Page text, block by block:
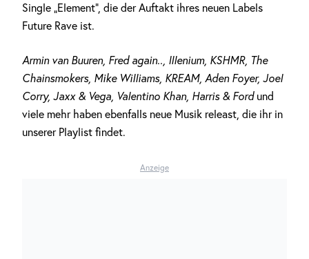
Single „Element“, die der Auftakt ihres neuen Labels
Future Rave ist.
Armin van Buuren, Fred again.., Illenium, KSHMR, The
Chainsmokers, Mike Williams, KREAM, Aden Foyer, Joel
Corry, Jaxx & Vega, Valentino Khan, Harris & Fordund
viele mehr haben ebenfalls neue Musik releast, die ihr in
unserer Playlist findet.
Anzeige